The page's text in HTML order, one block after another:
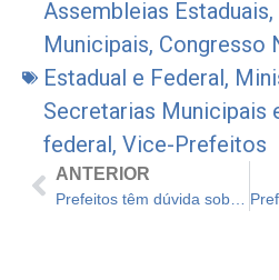
Assembleias Estaduais,
Municipais, Congresso
Estadual e Federal,
Secretarias Municipais
federal, Vice-Prefeitos
ANTERIOR